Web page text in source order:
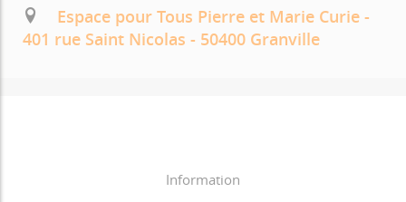
Espace pour Tous Pierre et Marie Curie -
401 rue Saint Nicolas - 50400 Granville
Information